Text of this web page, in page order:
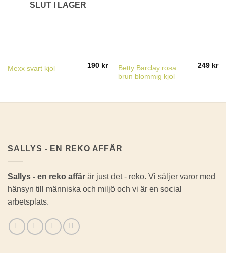
SLUT I LAGER
Mexx svart kjol 190 kr
Betty Barclay rosa
brun blommig kjol
249 kr
SALLYS - EN REKO AFFÄR
Sallys - en reko affär är just det - reko. Vi säljer varor med
hänsyn till människa och miljö och vi är en social
arbetsplats.